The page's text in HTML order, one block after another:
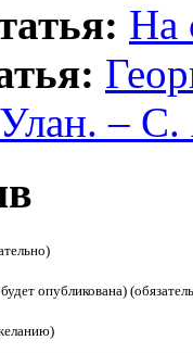
На
–
опубликована)